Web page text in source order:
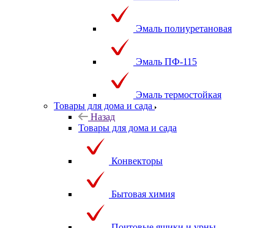
Эмаль полиуретановая
Эмаль ПФ-115
Эмаль термостойкая
Товары для дома и сада
Назад
Товары для дома и сада
Конвекторы
Бытовая химия